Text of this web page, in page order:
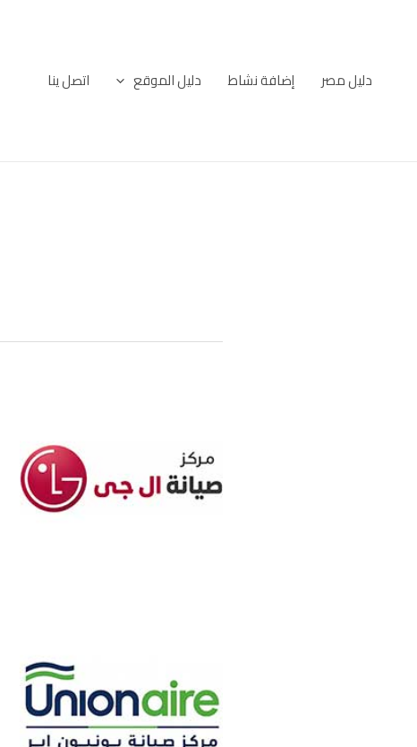
دليل مصر
إضافة نشاط دليل الموقع اتصل ينا